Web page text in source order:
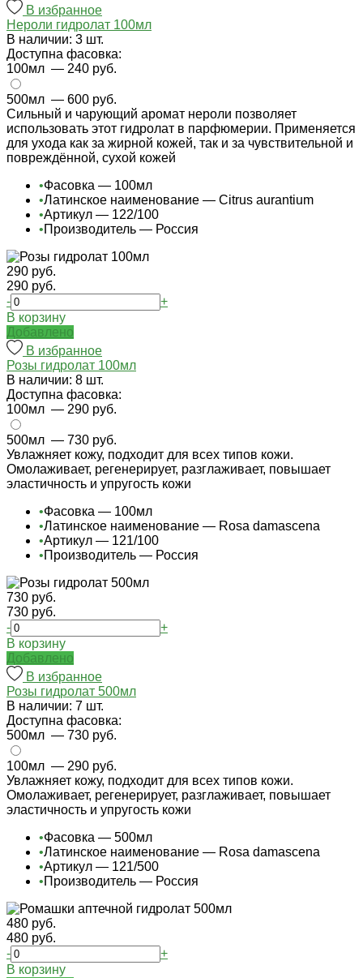
В избранное
Нероли гидролат 100мл
В наличии: 3 шт.
Доступна фасовка:
100мл — 240 руб.
500мл — 600 руб.
Сильный и чарующий аромат нероли позволяет
использовать этот гидролат в парфюмерии. Применяется
для ухода как за жирной кожей, так и за чувствительной и
повреждённой, сухой кожей
•Фасовка — 100мл
•Латинское наименование — Citrus aurantium
•Артикул — 122/100
•Производитель — Россия
290 руб.
290 руб.
-
+
В корзину
Добавлено
В избранное
Розы гидролат 100мл
В наличии: 8 шт.
Доступна фасовка:
100мл — 290 руб.
500мл — 730 руб.
Увлажняет кожу, подходит для всех типов кожи.
Омолаживает, регенерирует, разглаживает, повышает
эластичность и упругость кожи
•Фасовка — 100мл
•Латинское наименование — Rosa damascena
•Артикул — 121/100
•Производитель — Россия
730 руб.
730 руб.
-
+
В корзину
Добавлено
В избранное
Розы гидролат 500мл
В наличии: 7 шт.
Доступна фасовка:
500мл — 730 руб.
100мл — 290 руб.
Увлажняет кожу, подходит для всех типов кожи.
Омолаживает, регенерирует, разглаживает, повышает
эластичность и упругость кожи
•Фасовка — 500мл
•Латинское наименование — Rosa damascena
•Артикул — 121/500
•Производитель — Россия
480 руб.
480 руб.
-
+
В корзину